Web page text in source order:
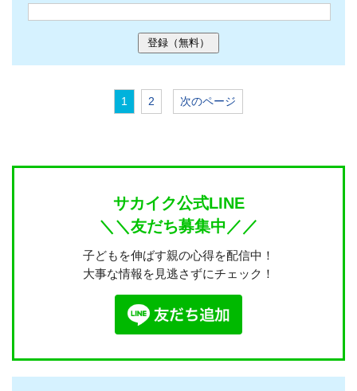
1 2 次のページ
サカイク公式LINE
＼＼友だち募集中／／
子どもを伸ばす親の心得を配信中！
大事な情報を見逃さずにチェック！